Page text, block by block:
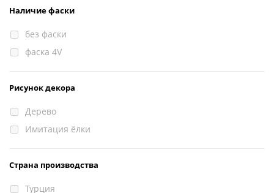
Наличие фаски
без фаски
фаска 4V
Рисунок декора
Дерево
Имитация ёлки
Страна производства
Турция